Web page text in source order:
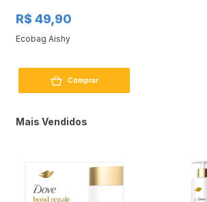
R$ 49,90
Ecobag Aishy
Comprar
Mais Vendidos